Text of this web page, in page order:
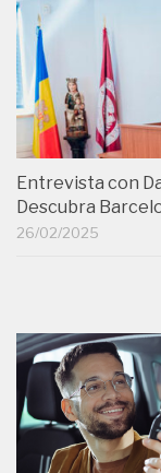
Entrevista con
Descubra
26/02/2025